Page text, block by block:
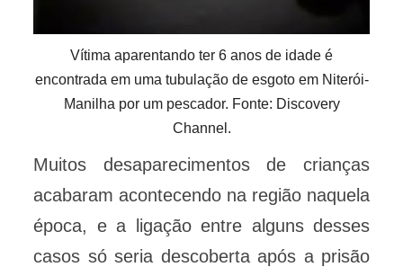
Vítima aparentando ter 6 anos de idade é
encontrada em uma tubulação de esgoto em Niterói-
Manilha por um pescador. Fonte: Discovery
Channel.
Muitos desaparecimentos de crianças
acabaram acontecendo na região naquela
época, e a ligação entre alguns desses
casos só seria descoberta após a prisão